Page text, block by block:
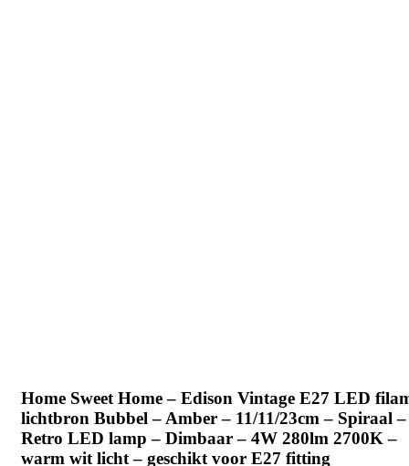
Home Sweet Home – Edison Vintage E27 LED
lichtbron Bubbel – Amber – 11/11/23cm – Spiraal –
Retro LED lamp – Dimbaar – 4W 280lm 2700K –
warm wit licht – geschikt voor E27 fitting